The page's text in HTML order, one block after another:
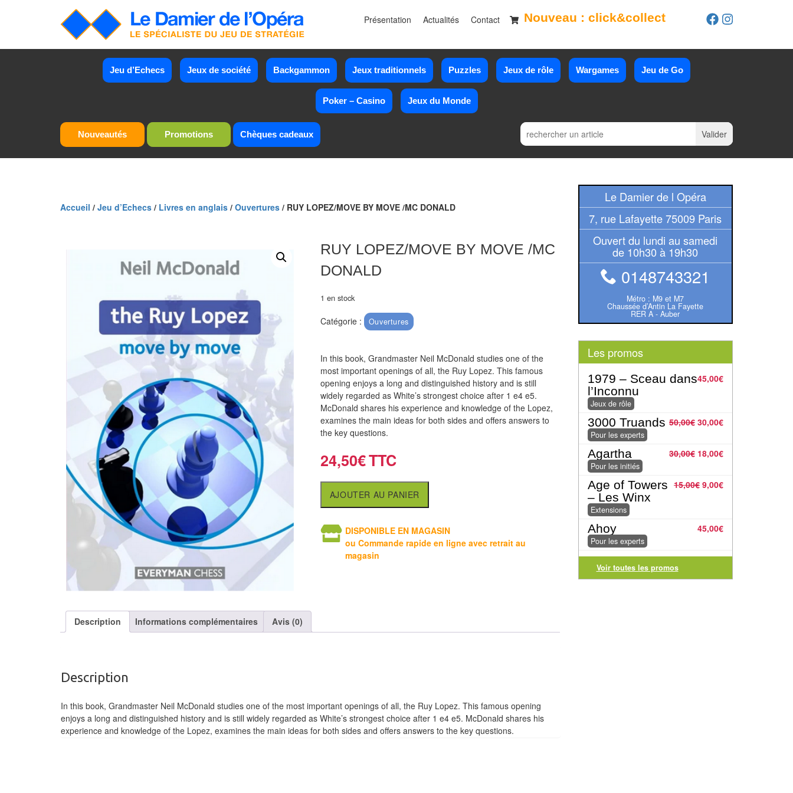
Présentation Actualités Contact Nouveau : click&collect
Jeu d’Echecs Jeux de société Backgammon Jeux traditionnels Puzzles Jeux de rôle Wargames Jeu de Go
Poker – Casino Jeux du Monde
Nouveautés Promotions Chèques cadeaux
Accueil / Jeu d’Echecs / Livres en anglais / Ouvertures / RUY LOPEZ/MOVE BY MOVE /MC DONALD
RUY LOPEZ/MOVE BY MOVE /MC
DONALD
1 en stock
Catégorie : Ouvertures
In this book, Grandmaster Neil McDonald studies one of the
most important openings of all, the Ruy Lopez. This famous
opening enjoys a long and distinguished history and is still
widely regarded as White’s strongest choice after 1 e4 e5.
McDonald shares his experience and knowledge of the Lopez,
examines the main ideas for both sides and offers answers to
the key questions.
24,50€
AJOUTER AU PANIER
DISPONIBLE EN MAGASIN
ou Commande rapide en ligne avec retrait au
magasin
Description Informations complémentaires Avis (0)
Description
In this book, Grandmaster Neil McDonald studies one of the most important openings of all, the Ruy Lopez. This famous opening
enjoys a long and distinguished history and is still widely regarded as White’s strongest choice after 1 e4 e5. McDonald shares his
experience and knowledge of the Lopez, examines the main ideas for both sides and offers answers to the key questions.
Le Damier de l Opéra
7, rue Lafayette 75009 Paris
Ouvert du lundi au samedi
de 10h30 à 19h30
0148743321
Métro : M9 et M7
Chaussée d’Antin La Fayette
RER A - Auber
Les promos
45,00€
1979 – Sceau dans
l’Inconnu
Jeux de rôle
50,00€ 30,00€
3000 Truands
Pour les experts
30,00€ 18,00€
Agartha
Pour les initiés
15,00€ 9,00€
Age of Towers
– Les Winx
Extensions
45,00€
Ahoy
Pour les experts
Voir toutes les promos